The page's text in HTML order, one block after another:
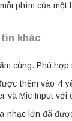
phím của một
khác
cúng. Phù
thêm vào 4
và Mic Input
lớn đã